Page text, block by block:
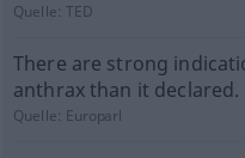
Quelle:TED
There are strong
anthrax than it declared.
Quelle: Europarl